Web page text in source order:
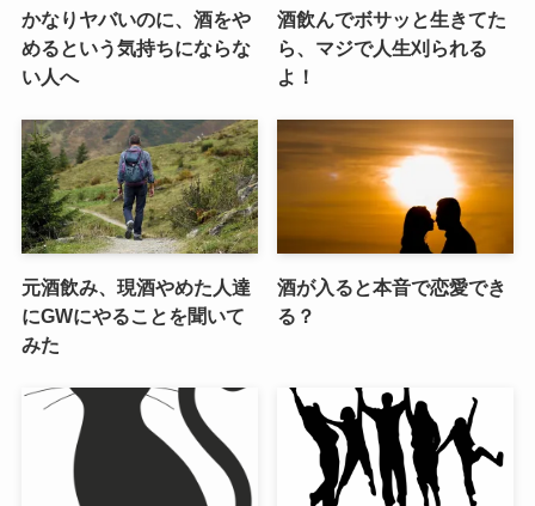
かなりヤバいのに、酒をや
めるという気持ちにならな
い人へ
酒飲んでボサッと生きてた
ら、マジで人生刈られる
よ！
元酒飲み、現酒やめた人達
にGWにやることを聞いて
みた
酒が入ると本音で恋愛でき
る？